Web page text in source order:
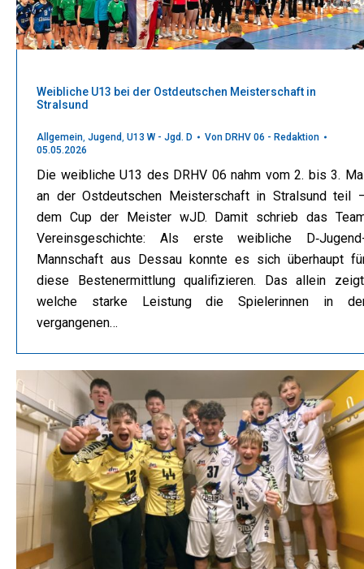
Weibliche U13 bei der Ostdeutschen Meisterschaft in
Stralsund
Allgemein, Jugend, U13 W - Jgd. D Von DRHV 06 - Redaktion
05.05.2026
Die weibliche U13 des DRHV 06 nahm vom 2. bis 3.
an der Ostdeutschen Meisterschaft in Stralsund teil
dem Cup der Meister wJD. Damit schrieb das
Vereinsgeschichte: Als erste weibliche
Mannschaft aus Dessau konnte es sich überhaupt
diese Bestenermittlung qualifizieren. Das allein
welche starke Leistung die Spielerinnen in
vergangenen…